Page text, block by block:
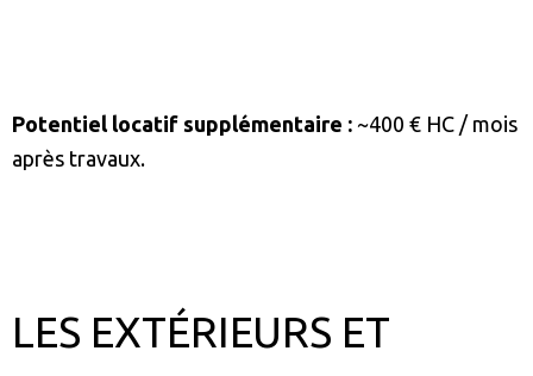
Potentiel locatif supplémentaire : ~400 € HC / mois
après travaux.
LES EXTÉRIEURS ET